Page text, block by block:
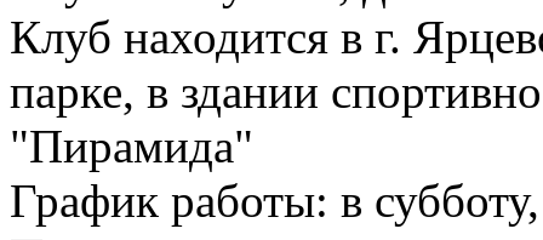
Клуб находится в г.
парке, в здании
"Пирамида"
График работы: в